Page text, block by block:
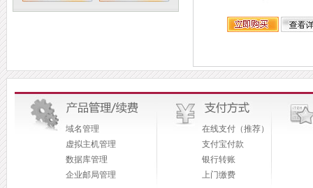
域名管理
虚拟主机管理
数据库管理
企业邮局管理
在线支付（推荐）
支付宝付款
银行转账
上门缴费